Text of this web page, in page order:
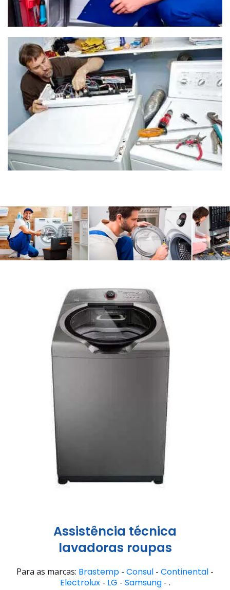
Assistência técnica
lavadoras roupas
Para as marcas: Brastemp - Consul - Continental -
Electrolux- LG - Samsung- .